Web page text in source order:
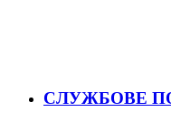
СЛУЖБОВЕ